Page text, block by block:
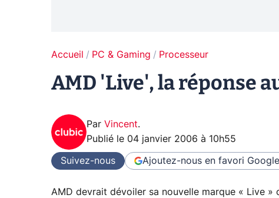
Accueil PC & Gaming Processeur
AMD 'Live', la réponse
Par Vincent.
Publié le 04 janvier 2006 à 10h55
Suivez-nous Ajoutez-nous en favori Google
AMD devrait dévoiler sa nouvelle marque « Live